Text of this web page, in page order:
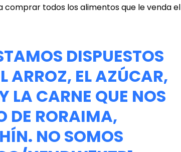
comprar todos los alimentos que le venda el
DISPUESTOS
ARROZ, EL AZÚCAR,
LA CARNE QUE NOS
DE RORAIMA,
NO SOMOS